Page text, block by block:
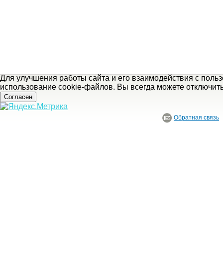
Для улучшения работы сайта и его взаимодействия с
использование cookie-файлов. Вы всегда можете
Согласен
Обратная связь